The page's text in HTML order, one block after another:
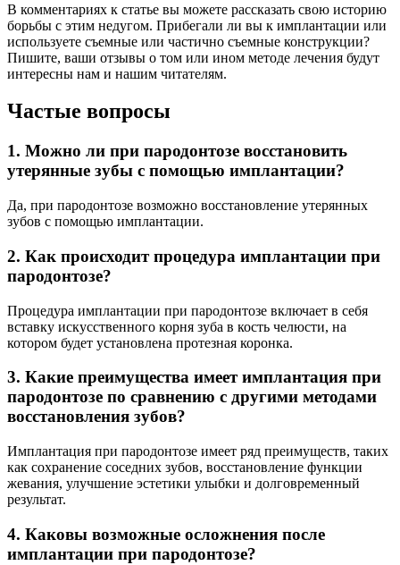
В комментариях к статье вы можете рассказать свою историю
борьбы с этим недугом. Прибегали ли вы к имплантации или
используете съемные или частично съемные конструкции?
Пишите, ваши отзывы о том или ином методе лечения будут
интересны нам и нашим читателям.
Частые вопросы
1. Можно ли при пародонтозе восстановить
утерянные зубы с помощью имплантации?
Да, при пародонтозе возможно восстановление утерянных
зубов с помощью имплантации.
2. Как происходит процедура имплантации при
пародонтозе?
Процедура имплантации при пародонтозе включает в себя
вставку искусственного корня зуба в кость челюсти, на
котором будет установлена протезная коронка.
3. Какие преимущества имеет имплантация при
пародонтозе по сравнению с другими методами
восстановления зубов?
Имплантация при пародонтозе имеет ряд преимуществ, таких
как сохранение соседних зубов, восстановление функции
жевания, улучшение эстетики улыбки и долговременный
результат.
4. Каковы возможные осложнения после
имплантации при пародонтозе?